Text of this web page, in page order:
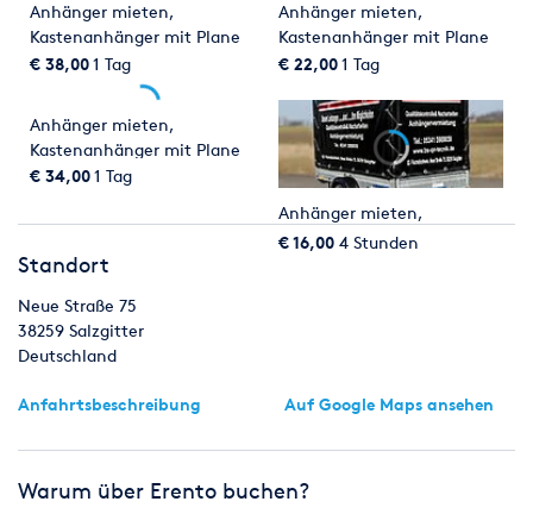
Anhänger mieten,
Kastenanhänger mit Plane
€ 38,001 Tag
Anhänger mieten,
Kastenanhänger mit Plane
€ 22,001 Tag
Anhänger mieten,
Kastenanhänger mit Plane
€ 34,001 Tag
Anhänger mieten,
€ 16,00 4 Stunden
Standort
Neue Straße 75
38259 Salzgitter
Deutschland
Anfahrtsbeschreibung Auf Google Maps ansehen
Warum über Erento buchen?